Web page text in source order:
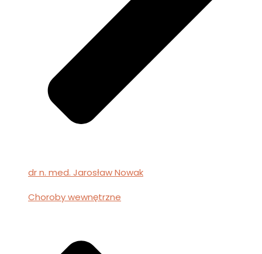
dr n. med. Jarosław Nowak
Choroby wewnętrzne